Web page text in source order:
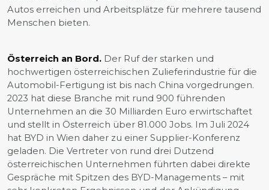
Autos erreichen und Arbeitsplätze für mehrere tausend
Menschen bieten.
Österreich an Bord. Der Ruf der starken und
hochwertigen österreichischen Zulieferindustrie für die
Automobil-Fertigung ist bis nach China vorgedrungen.
2023 hat diese Branche mit rund 900 führenden
Unternehmen an die 30 Milliarden Euro erwirtschaftet
und stellt in Österreich über 81.000 Jobs. Im Juli 2024
hat BYD in Wien daher zu einer Supplier-Konferenz
geladen. Die Vertreter von rund drei Dutzend
österreichischen Unternehmen führten dabei direkte
Gespräche mit Spitzen des BYD-Managements – mit